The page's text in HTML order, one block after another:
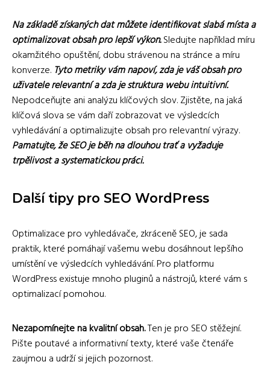
Na základě získaných dat můžete identifikovat slabá místa a
optimalizovat obsah pro lepší výkon.Sledujte například míru
okamžitého opuštění, dobu strávenou na stránce a míru
konverze. Tyto metriky vám napoví, zda je váš obsah pro
uživatele relevantní a zda je struktura webu intuitivní.
Nepodceňujte ani analýzu klíčových slov. Zjistěte, na jaká
klíčová slova se vám daří zobrazovat ve výsledcích
vyhledávání a optimalizujte obsah pro relevantní výrazy.
Pamatujte, že SEO je běh na dlouhou trať a vyžaduje
trpělivost a systematickou práci.
Další tipy pro SEO WordPress
Optimalizace pro vyhledávače, zkráceně SEO, je sada
praktik, které pomáhají vašemu webu dosáhnout lepšího
umístění ve výsledcích vyhledávání. Pro platformu
WordPress existuje mnoho pluginů a nástrojů, které vám s
optimalizací pomohou.
Nezapomínejte na kvalitní obsah.Ten je pro SEO stěžejní.
Pište poutavé a informativní texty, které vaše čtenáře
zaujmou a udrží si jejich pozornost.